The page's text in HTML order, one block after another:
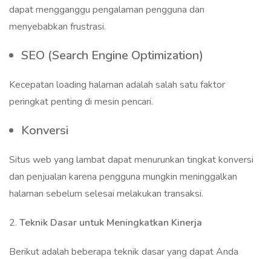
dapat mengganggu pengalaman pengguna dan
menyebabkan frustrasi.
SEO (Search Engine Optimization)
Kecepatan loading halaman adalah salah satu faktor
peringkat penting di mesin pencari.
Konversi
Situs web yang lambat dapat menurunkan tingkat konversi
dan penjualan karena pengguna mungkin meninggalkan
halaman sebelum selesai melakukan transaksi.
2. Teknik Dasar untuk Meningkatkan Kinerja
Berikut adalah beberapa teknik dasar yang dapat Anda